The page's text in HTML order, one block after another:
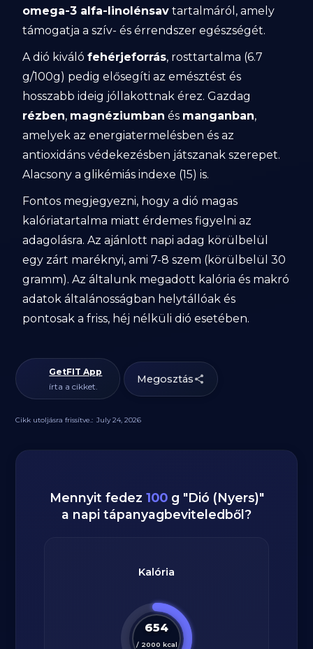
omega-3 alfa-linolénsav tartalmáról, amely
támogatja a szív- és érrendszer egészségét.
A dió kiválófehérjeforrás, rosttartalma (6.7
g/100g) pedig elősegíti az emésztést és
hosszabb ideig jóllakottnak érez. Gazdag
rézben, magnéziumban és manganban,
amelyek az energiatermelésben és az
antioxidáns védekezésben játszanak szerepet.
Alacsony a glikémiás indexe (15) is.
Fontos megjegyezni, hogy a dió magas
kalóriatartalma miatt érdemes figyelni az
adagolásra. Az ajánlott napi adag körülbelül
egy zárt maréknyi, ami 7-8 szem (körülbelül 30
gramm). Az általunk megadott kalória és makró
adatok általánosságban helytállóak és
pontosak a friss, héj nélküli dió esetében.
GetFIT App
írta a cikket.
Megosztás
Cikk utoljásra frissítve.: July 24, 2026
Mennyit fedez 100 g "Dió (Nyers)"
a napi tápanyagbeviteledből?
Kalória
654
/ 2000 kcal